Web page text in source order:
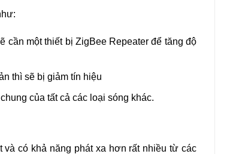
cần một thiết bị ZigBee Repeater để tăng độ
thì sẽ bị giảm tín hiệu
của tất cả các loại sóng khác.
có khả năng phát xa hơn rất nhiều từ các